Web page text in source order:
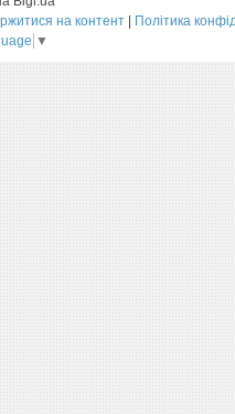
на контент | Політика
▼